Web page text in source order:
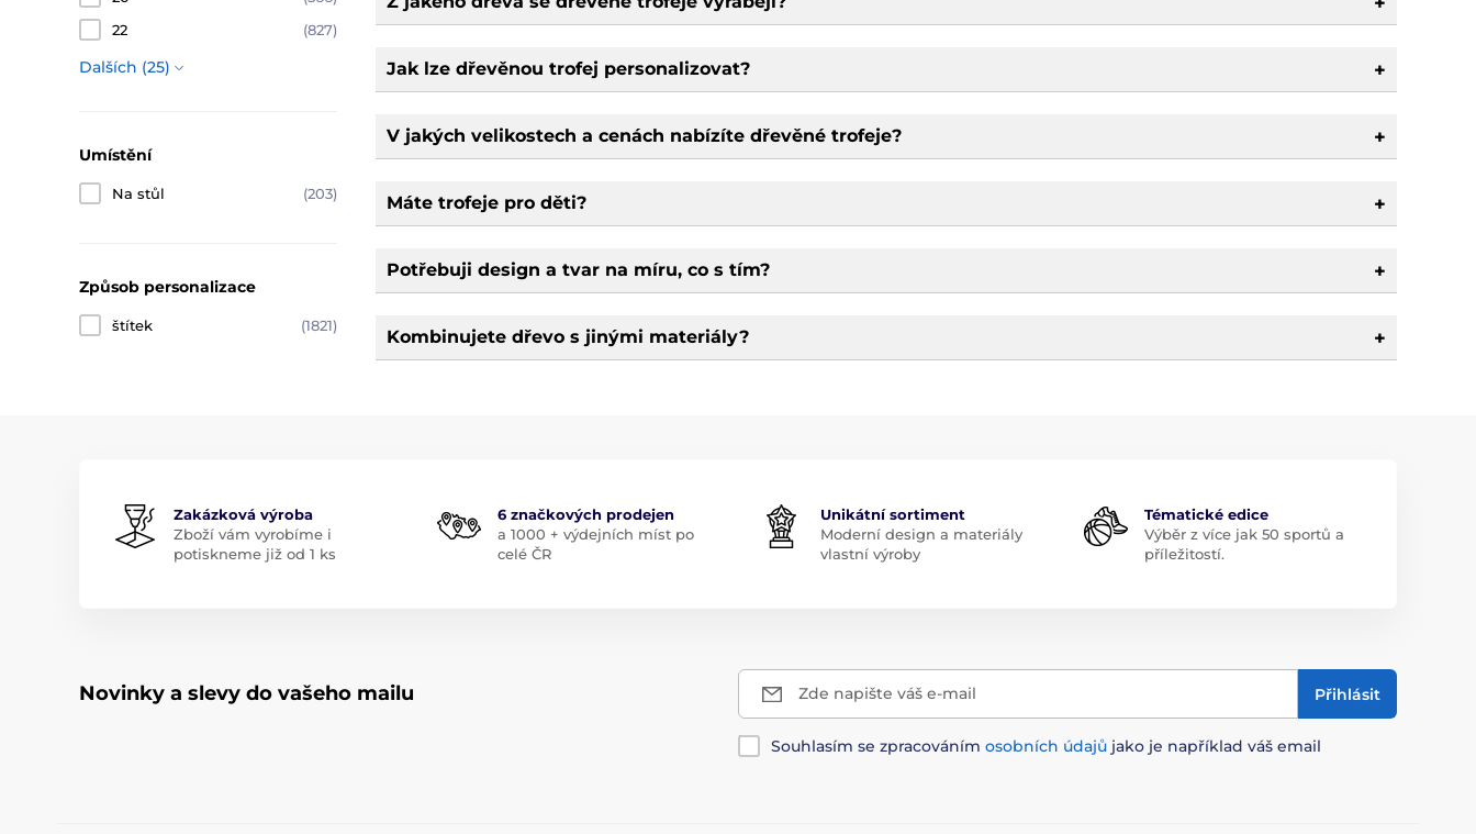
22
(827)
Dalších (25)
Umístění
Na stůl (203)
Způsob personalizace
štítek (1821)
Jak lze dřevěnou trofej personalizovat?
V jakých velikostech a cenách nabízíte dřevěné trofeje?
Máte trofeje pro děti?
Potřebuji design a tvar na míru, co s tím?
Kombinujete dřevo s jinými materiály?
Zakázková výroba
Zboží vám vyrobíme i
potiskneme již od 1 ks
6 značkových prodejen
a 1000 + výdejních míst po
celé ČR
Unikátní sortiment
Moderní design a materiály
vlastní výroby
Tématické edice
Výběr z více jak 50 sportů a
příležitostí.
Novinky a slevy do vašeho mailu Zde napište váš e-mail Přihlásit
Souhlasím se zpracováním osobních údajů jako je například váš email